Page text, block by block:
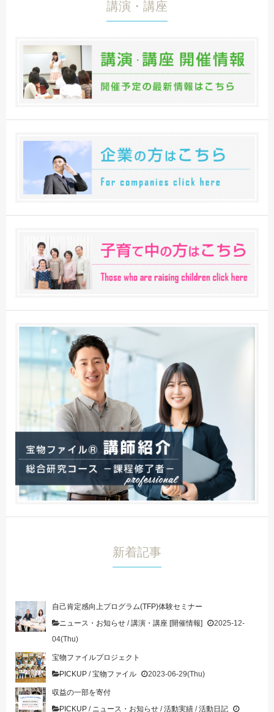
講演・講座
新着記事
自己肯定感向上プログラム(TFP)体験セミナー
ニュース・お知らせ /講演・講座 [開催情報]
2025-12-
04(Thu)
宝物ファイルプロジェクト
PICKUP /宝物ファイル 2023-06-29(Thu)
収益の一部を寄付
PICKUP / ニュース・お知らせ /活動実績 /活動日記